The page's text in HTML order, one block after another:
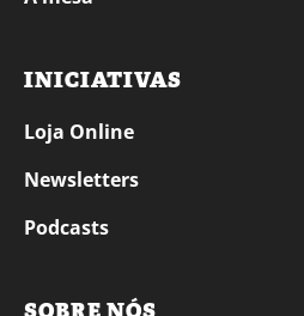
INICIATIVAS
Loja Online
Newsletters
Podcasts